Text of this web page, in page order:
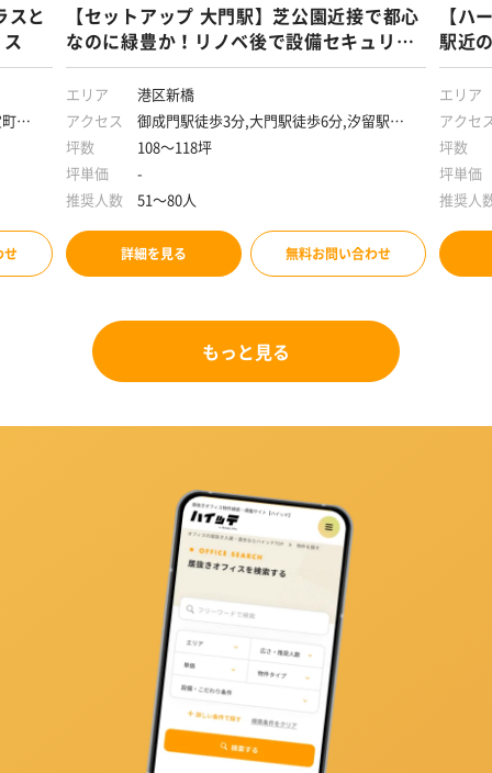
スと
駅
せ
【セットアップ 大門駅】芝公園近接で都心
なのに緑豊か！リノベ後で設備セキュリテ
ィ充実
エリア
港区新橋
アクセス
御成門駅徒歩3分,大門駅徒歩6分,汐留駅徒
歩9分,浜松町駅徒歩10分,新橋駅徒歩10分,
坪数
108～118坪
坪単価
-
推奨人数
51～80人
詳細を見る 無料お問い合わせ
【ハ
駅近
備え
エリア
アクセ
坪数
坪単価
推奨人
もっと見る